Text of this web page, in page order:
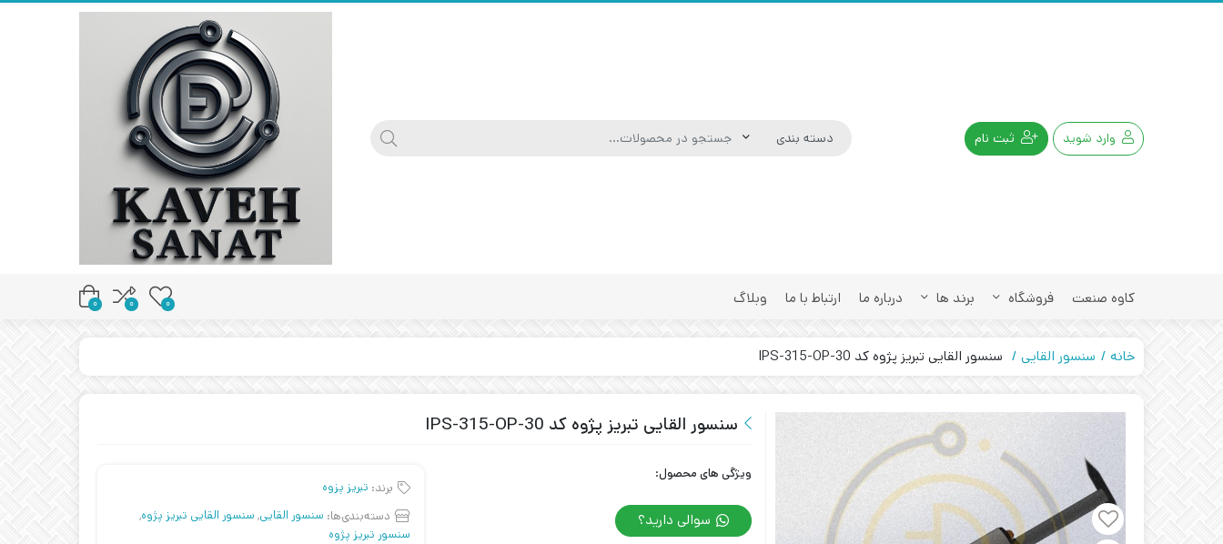
وارد شوید ثبت نام
کاوه صنعت فروشگاه برند ها درباره ما ارتباط با ما وبلاگ 0
0
0
خانه سنسور القایی سنسور القایی تبریز پژوه کد IPS-315-OP-30
سنسور القایی تبریز پژوه کد IPS-315-OP-30
ویژگی های محصول:
سوالی دارید؟
برند: تبریز پزوه
دسته‌بندی‌ها: سنسور القایی, سنسور القایی تبریز پژوه,
سنسور تبریز پژوه